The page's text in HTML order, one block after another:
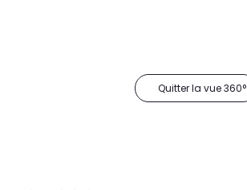
Quitter la vue 360°